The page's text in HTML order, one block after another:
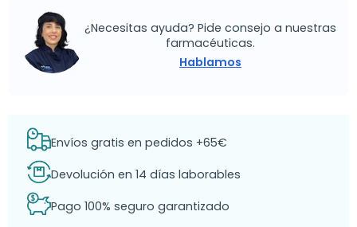
¿Necesitas ayuda? Pide consejo a nuestras
farmacéuticas.
Hablamos
Envíos gratis en pedidos +65€
Devolución en 14 días laborables
Pago 100% seguro garantizado